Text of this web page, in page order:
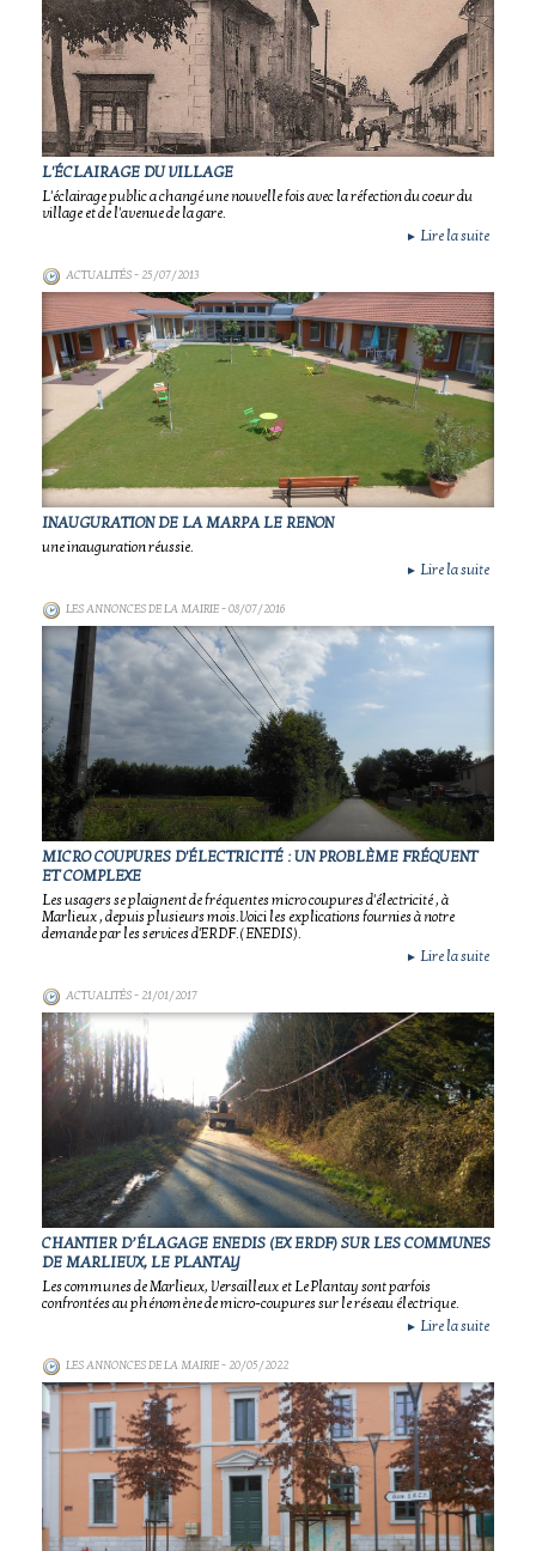
L'ÉCLAIRAGE DU VILLAGE
L'éclairage public a changé une nouvelle fois avec la réfection du coeur du
village et de l'avenue de la gare.
► Lire la suite
ACTUALITÉS- 25/07/2013
INAUGURATION DE LA MARPA LE RENON
une inauguration réussie.
► Lire la suite
LES ANNONCES DE LA MAIRIE- 08/07/2016
MICRO COUPURES D'ÉLECTRICITÉ : UN PROBLÈME FRÉQUENT
ET COMPLEXE
Les usagers se plaignent de fréquentes micro coupures d'électricité , à
Marlieux , depuis plusieurs mois.Voici les explications fournies à notre
demande par les services d'ERDF.( ENEDIS).
► Lire la suite
ACTUALITÉS- 21/01/2017
CHANTIER D’ÉLAGAGE ENEDIS (EX ERDF) SUR LES COMMUNES
DE MARLIEUX, LE PLANTAY
Les communes de Marlieux, Versailleux et Le Plantay sont parfois
confrontées au phénomène de micro-coupures sur le réseau électrique.
► Lire la suite
LES ANNONCES DE LA MAIRIE- 20/05/2022